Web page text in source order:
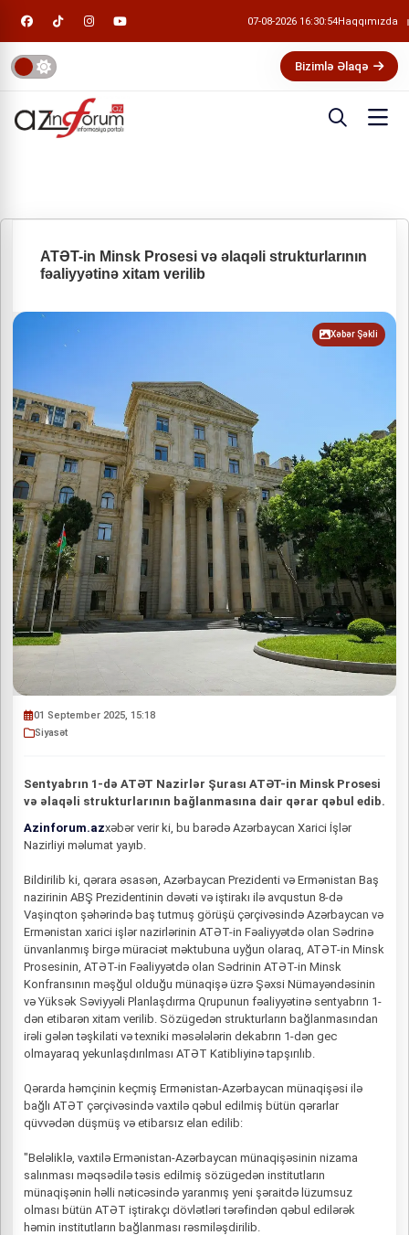
07-08-2026 16:30:55Haqqımızda
Bizimlə Əlaqə
ATƏT-in Minsk Prosesi və əlaqəli strukturlarının
fəaliyyətinə xitam verilib
Xəbər Şəkli
01 September 2025, 15:18
Siyasət
Sentyabrın 1-də ATƏT Nazirlər Şurası ATƏT-in Minsk Prosesi
və əlaqəli strukturlarının bağlanmasına dair qərar qəbul edib.
Azinforum.azxəbər verir ki, bu barədə Azərbaycan Xarici İşlər
Nazirliyi məlumat yayıb.
Bildirilib ki, qərara əsasən, Azərbaycan Prezidenti və Ermənistan Baş
nazirinin ABŞ Prezidentinin dəvəti və iştirakı ilə avqustun 8-də
Vaşinqton şəhərində baş tutmuş görüşü çərçivəsində Azərbaycan və
Ermənistan xarici işlər nazirlərinin ATƏT-in Fəaliyyətdə olan Sədrinə
ünvanlanmış birgə müraciət məktubuna uyğun olaraq, ATƏT-in Minsk
Prosesinin, ATƏT-in Fəaliyyətdə olan Sədrinin ATƏT-in Minsk
Konfransının məşğul olduğu münaqişə üzrə Şəxsi Nümayəndəsinin
və Yüksək Səviyyəli Planlaşdırma Qrupunun fəaliyyətinə sentyabrın 1-
dən etibarən xitam verilib. Sözügedən strukturların bağlanmasından
irəli gələn təşkilati və texniki məsələlərin dekabrın 1-dən gec
olmayaraq yekunlaşdırılması ATƏT Katibliyinə tapşırılıb.
Qərarda həmçinin keçmiş Ermənistan-Azərbaycan münaqişəsi ilə
bağlı ATƏT çərçivəsində vaxtilə qəbul edilmiş bütün qərarlar
qüvvədən düşmüş və etibarsız elan edilib:
"Beləliklə, vaxtilə Ermənistan-Azərbaycan münaqişəsinin nizama
salınması məqsədilə təsis edilmiş sözügedən institutların
münaqişənin həlli nəticəsində yaranmış yeni şəraitdə lüzumsuz
olması bütün ATƏT iştirakçı dövlətləri tərəfindən qəbul edilərək
həmin institutların bağlanması rəsmiləşdirilib.